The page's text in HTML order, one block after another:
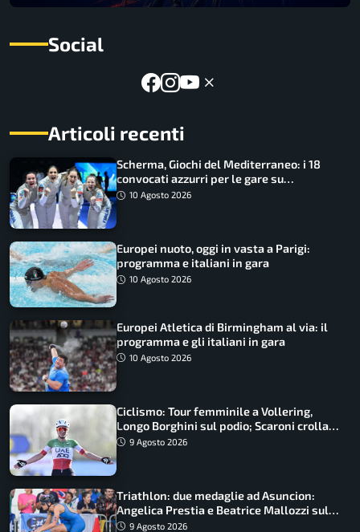
Social
Articoli recenti
Scherma, Giochi del Mediterraneo: i 18
convocati azzurri per le gare su
SportFaceTV
10 Agosto 2026
Europei nuoto, oggi in vasta a Parigi:
programma e italiani in gara
10 Agosto 2026
Europei Atletica di Birmingham al via: il
programma e gli italiani in gara
10 Agosto 2026
Ciclismo: Tour femminile a Vollering,
Longo Borghini sul podio; Scaroni crolla
in Polonia
9 Agosto 2026
Triathlon: due medaglie ad Asuncion:
Angelica Prestia e Beatrice Mallozzi sul
podio
9 Agosto 2026